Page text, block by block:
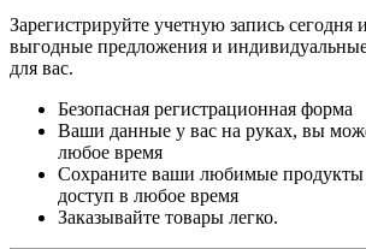
Зарегистрируйте учетную запись сегодня
выгодные предложения и
для вас.
Безопасная регистрационная форма
Ваши данные у вас на руках, вы
любое время
Сохраните ваши любимые
доступ в любое время
Заказывайте товары легко.